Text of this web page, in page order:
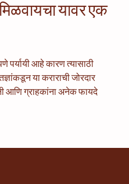
यावर एक
पर्यायी आहे कारण त्यासाठी
या कराराची जोरदार
आणि ग्राहकांना अनेक फायदे